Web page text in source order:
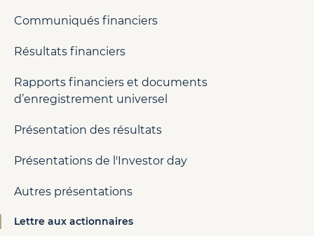
Communiqués financiers
Résultats financiers
Rapports financiers et documents
d’enregistrement universel
Présentation des résultats
Présentations de l'Investor day
Autres présentations
Lettre aux actionnaires